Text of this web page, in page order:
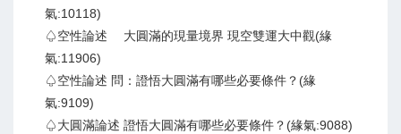
氣:10118)
♤空性論述 大圓滿的現量境界 現空雙運大中觀(緣
氣:11906)
♤空性論述 問：證悟大圓滿有哪些必要條件？(緣
氣:9109)
♤大圓滿論述 證悟大圓滿有哪些必要條件？(緣氣:9088)